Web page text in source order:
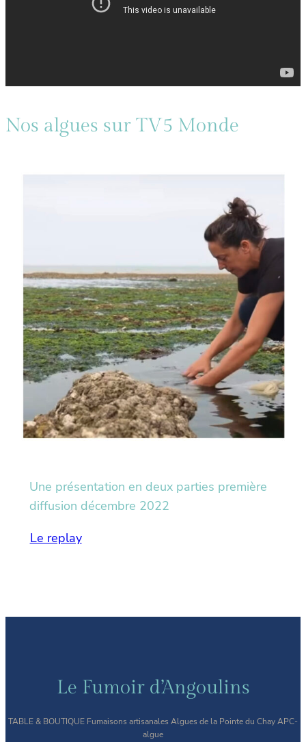
Nos algues sur TV5 Monde
Une présentation en deux parties première
diffusion décembre 2022
Le replay
Le Fumoir d’Angoulins
TABLE & BOUTIQUE Fumaisons artisanales Algues de la Pointe du Chay APC-
algue